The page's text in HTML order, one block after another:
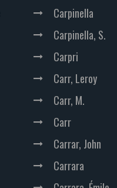
Carpinella
Carpinella, S.
Carpri
Carr, Leroy
Carr, M.
Carr
Carrar, John
Carrara